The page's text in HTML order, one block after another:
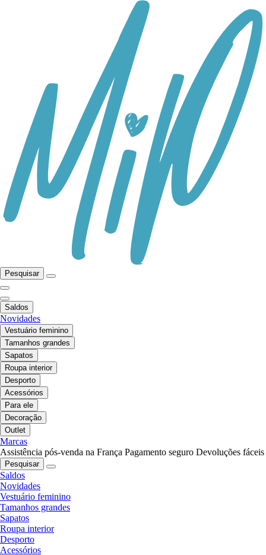
Pesquisar
Saldos
Novidades
Vestuário feminino
Tamanhos grandes
Sapatos
Roupa interior
Desporto
Acessórios
Para ele
Decoração
Outlet
Marcas
Assistência pós-venda na França Pagamento seguro Devoluções fáceis
Pesquisar
Saldos
Novidades
Vestuário feminino
Tamanhos grandes
Sapatos
Roupa interior
Desporto
Acessórios